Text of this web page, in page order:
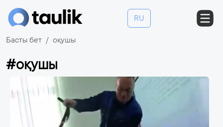
RU
Басты бет оқушы
#оқушы